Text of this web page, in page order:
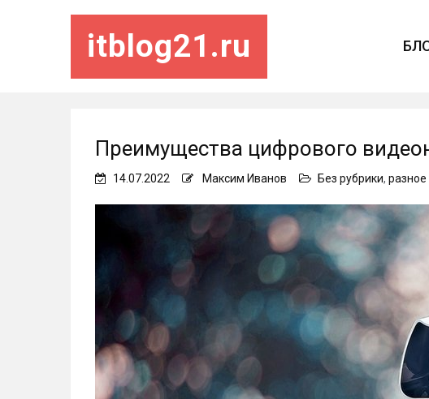
itblog21.ru
Преимущества цифрового
14.07.2022 Максим Иванов Без рубрики, разное